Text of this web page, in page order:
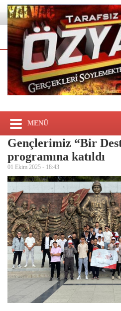
MENÜ
Gençlerimiz “Bir
programına katıldı
01 Ekim 2025 - 18:43